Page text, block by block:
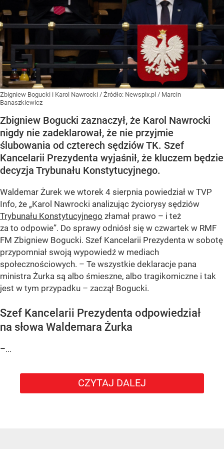
Zbigniew Bogucki i Karol Nawrocki / Źródło: Newspix.pl / Marcin
Banaszkiewicz
Zbigniew Bogucki zaznaczył, że Karol Nawrocki
nigdy nie zadeklarował, że nie przyjmie
ślubowania od czterech sędziów TK. Szef
Kancelarii Prezydenta wyjaśnił, że kluczem będzie
decyzja Trybunału Konstytucyjnego.
Waldemar Żurek we wtorek 4 sierpnia powiedział w TVP
Info, że „Karol Nawrocki analizując życiorysy sędziów
Trybunału Konstytucyjnego złamał prawo – i też
za to odpowie”. Do sprawy odniósł się w czwartek w RMF
FM Zbigniew Bogucki. Szef Kancelarii Prezydenta w sobotę
przypomniał swoją wypowiedź w mediach
społecznościowych. – Te wszystkie deklaracje pana
ministra Żurka są albo śmieszne, albo tragikomiczne i tak
jest w tym przypadku – zaczął Bogucki.
Szef Kancelarii Prezydenta odpowiedział
na słowa Waldemara Żurka
–...
CZYTAJ DALEJ